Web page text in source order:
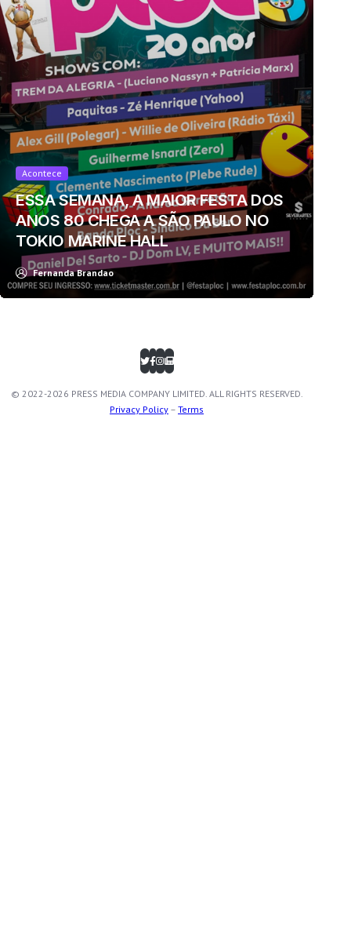
Acontece
ESSA SEMANA, A MAIOR FESTA DOS
ANOS 80 CHEGA A SÃO PAULO NO
TOKIO MARINE HALL
Fernanda Brandao
© 2022-2026 PRESS MEDIA COMPANY LIMITED. ALL RIGHTS RESERVED.
Privacy Policy – Terms